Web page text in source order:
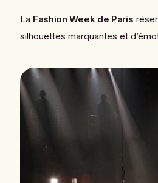
La Fashion Week de Paris
silhouettes marquantes et